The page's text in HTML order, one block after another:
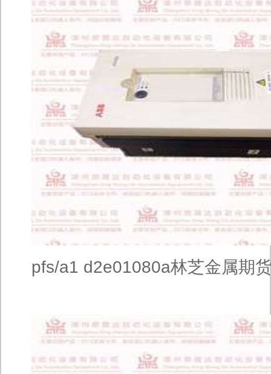
pfs/a1 d2e01080a林芝金属期